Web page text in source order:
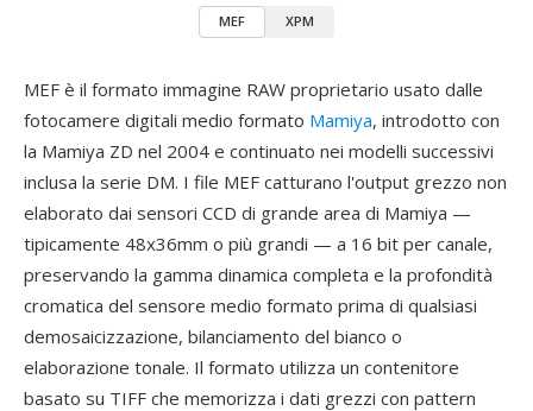
MEF XPM
MEF è il formato immagine RAW proprietario usato dalle
fotocamere digitali medio formato Mamiya, introdotto con
la Mamiya ZD nel 2004 e continuato nei modelli successivi
inclusa la serie DM. I file MEF catturano l'output grezzo non
elaborato dai sensori CCD di grande area di Mamiya —
tipicamente 48x36mm o più grandi — a 16 bit per canale,
preservando la gamma dinamica completa e la profondità
cromatica del sensore medio formato prima di qualsiasi
demosaicizzazione, bilanciamento del bianco o
elaborazione tonale. Il formato utilizza un contenitore
basato su TIFF che memorizza i dati grezzi con pattern